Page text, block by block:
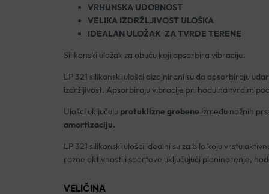
VRHUNSKA UDOBNOST
VELIKA IZDRŽLJIVOST ULOŠKA
IDEALAN ULOŽAK ZA TVRDE TERENE
Silikonski uložak za obuću koji apsorbira vibracije.
LP 321 silikonski ulošci dizajnirani su da apsorbiraju
izdržljivost. Apsorbiraju vibracije pri hodu na tvrdim
Ulošci uključuju protuklizne grebene između nožnih
amortizaciju.
LP 321 silikonski ulošci idealni su za bilo koju vrstu
razne aktivnosti i sportove uključujući planinarenje,
VELIČINA